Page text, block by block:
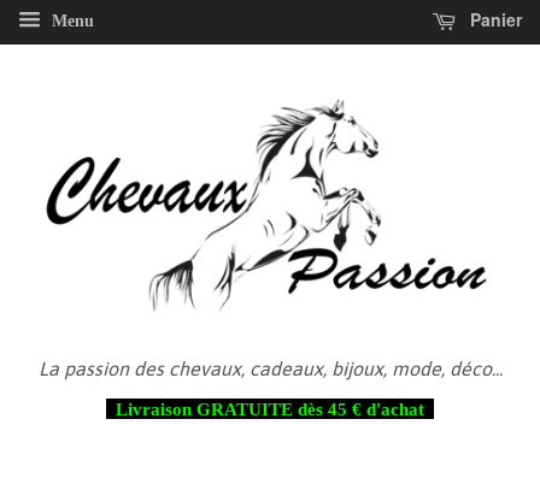
Menu Panier
La passion des chevaux, cadeaux, bijoux, mode, déco...
Livraison GRATUITE dès 45 € d'achat